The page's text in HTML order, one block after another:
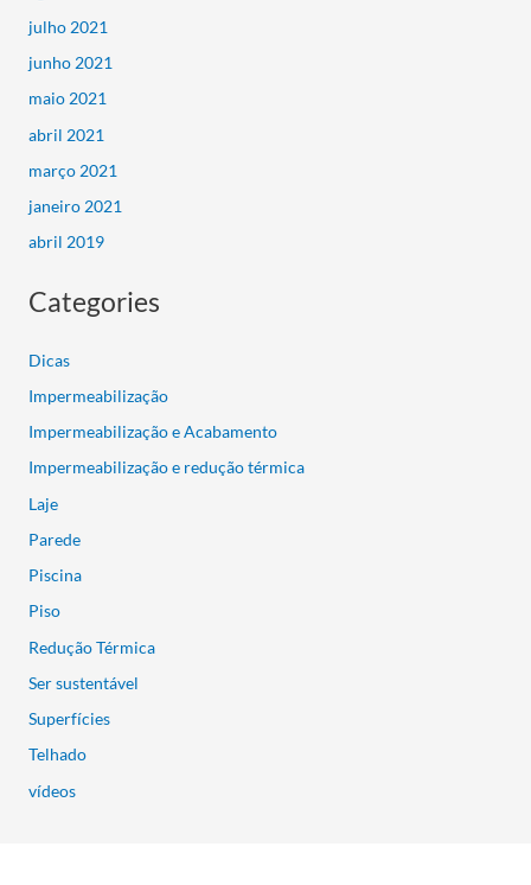
julho 2021
junho 2021
maio 2021
abril 2021
março 2021
janeiro 2021
abril 2019
Categories
Dicas
Impermeabilização
Impermeabilização e Acabamento
Impermeabilização e redução térmica
Laje
Parede
Piscina
Piso
Redução Térmica
Ser sustentável
Superfícies
Telhado
vídeos